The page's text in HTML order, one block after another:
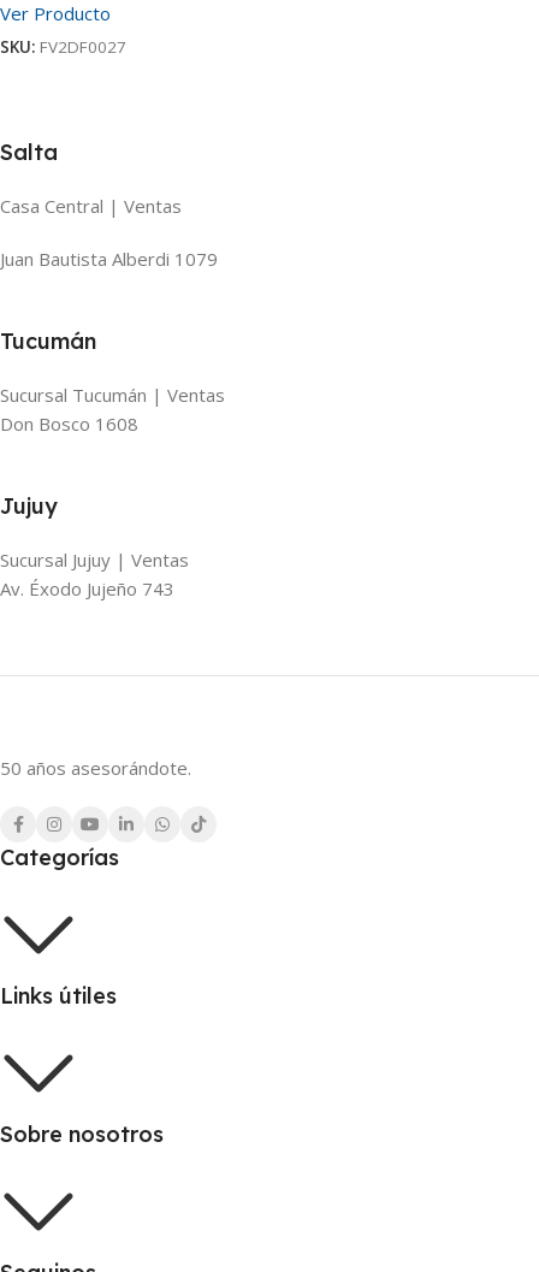
Ver Producto
SKU: FV2DF0027
Salta
Casa Central | Ventas
Juan Bautista Alberdi 1079
Tucumán
Sucursal Tucumán | Ventas
Don Bosco 1608
Jujuy
Sucursal Jujuy | Ventas
Av. Éxodo Jujeño 743
50 años asesorándote.
Categorías
Links útiles
Sobre nosotros